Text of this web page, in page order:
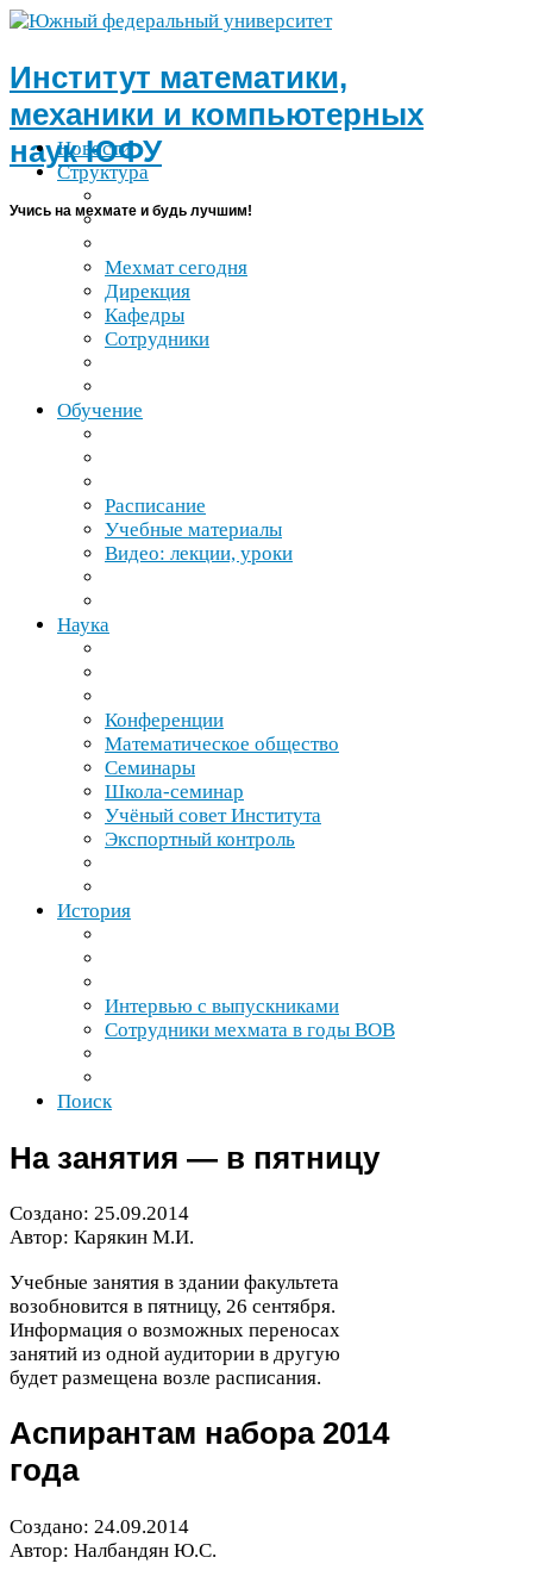
Институт математики,
механики и компьютерных
наукЮФУ
Учись на мехмате и будь лучшим!
Новости
Структура
Мехмат сегодня
Дирекция
Кафедры
Сотрудники
Обучение
Расписание
Учебные материалы
Видео: лекции, уроки
Наука
Конференции
Математическое общество
Семинары
Школа-​семинар
Учёный совет Института
Экспортный контроль
История
Интервью с выпускниками
Сотрудники мехмата в годы ВОВ
Поиск
На занятия — в пятницу
Создано: 25.09.2014
Автор: Карякин М.И.
Учебные занятия в здании факультета
возобновится в пятницу, 26 сентября.
Информация о возможных переносах
занятий из одной аудитории в другую
будет размещена возле расписания.
Аспирантам набора 2014
года
Создано: 24.09.2014
Автор: Налбандян Ю.С.